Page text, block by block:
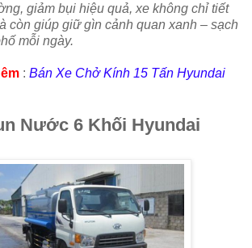
giảm bụi hiệu quả, xe không chỉ tiết
còn giúp giữ gìn cảnh quan xanh – sạch
mỗi ngày.
: Bán Xe Chở Kính 15 Tấn Hyundai
Nước 6 Khối Hyundai